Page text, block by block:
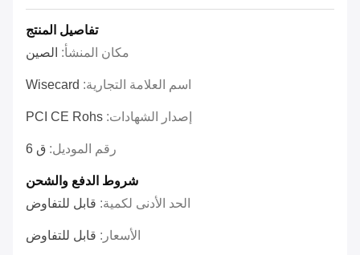
تفاصيل المنتج
مكان المنشأ: الصين
اسم العلامة التجارية: Wisecard
إصدار الشهادات: PCI CE Rohs
رقم الموديل: ق 6
شروط الدفع والشحن
الحد الأدنى لكمية: قابل للتفاوض
الأسعار: قابل للتفاوض